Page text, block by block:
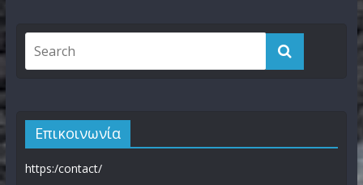
Επικοινωνία
https:/contact/